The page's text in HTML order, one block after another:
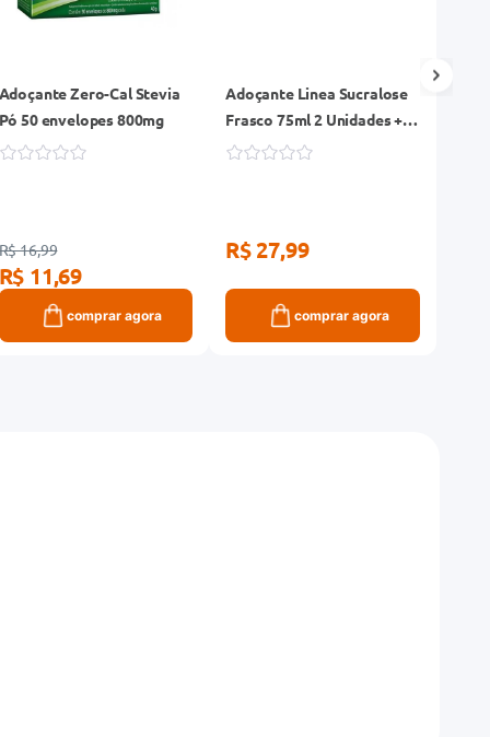
Zero-Cal Stevia
50 envelopes 800mg
16,99
11,69
comprar agora
Adoçante Linea Sucralose
Frasco 75ml 2 Unidades +
Frasco 25ml
R$ 27,99
comprar agora